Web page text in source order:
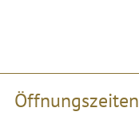
Öffnungszeiten